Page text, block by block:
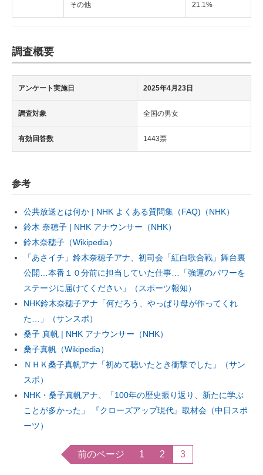
その他 21.1%
調査概要
アンケート実施日 2025年4月23日
調査対象 全国の男女
有効回答数 1443票
参考
公共放送とは何か | NHK よくある質問集（FAQ)（NHK）
鈴木 奈穂子 | NHK アナウンサー（NHK）
鈴木奈穂子（Wikipedia）
「あさイチ」鈴木奈穂子アナ、初司会「紅白歌合戦」舞台裏
公開…本番１０分前に担当していた仕事…「強運のパワーを
ステージに届けてください」（スポーツ報知）
NHK鈴木奈穂子アナ「何だろう、やっぱり母が作ってくれ
た…」（サンスポ）
桑子 真帆 | NHK アナウンサー（NHK）
桑子真帆（Wikipedia）
ＮＨＫ桑子真帆アナ「初めて聴いたとき衝撃でした」（サン
スポ）
NHK・桑子真帆アナ、「100年の歴史振り返り、新たに学ぶ
ことが多かった」 『クローズアップ現代』取材会（中日スポ
ーツ）
前のページ 1 2 3